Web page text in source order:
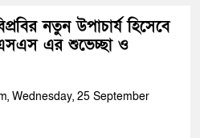
নতুন উপাচার্য হিসেবে
এর শুভেচ্ছা ও
Wednesday, 25 September